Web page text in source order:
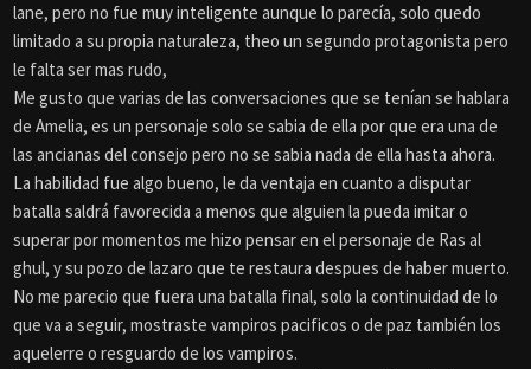
lane, pero no fue muy inteligente aunque lo parecía, solo quedo
limitado a su propia naturaleza, theo un segundo protagonista pero
le falta ser mas rudo,
Me gusto que varias de las conversaciones que se tenían se hablara
de Amelia, es un personaje solo se sabia de ella por que era una de
las ancianas del consejo pero no se sabia nada de ella hasta ahora.
La habilidad fue algo bueno, le da ventaja en cuanto a disputar
batalla saldrá favorecida a menos que alguien la pueda imitar o
superar por momentos me hizo pensar en el personaje de Ras al
ghul, y su pozo de lazaro que te restaura despues de haber muerto.
No me parecio que fuera una batalla final, solo la continuidad de lo
que va a seguir, mostraste vampiros pacificos o de paz también los
aquelerre o resguardo de los vampiros.